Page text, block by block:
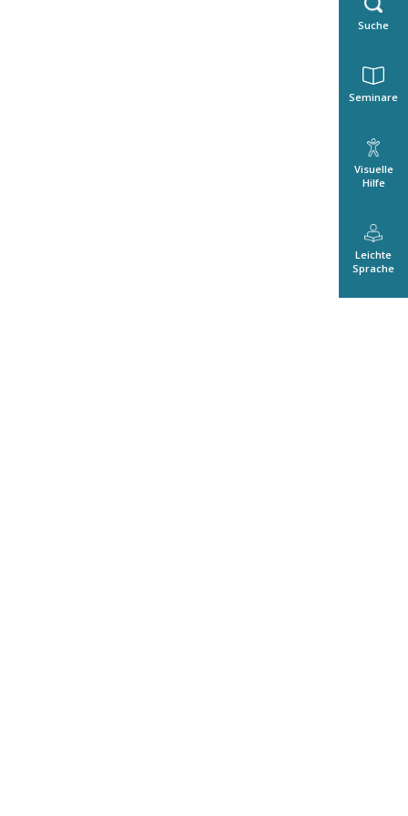
Suche
Seminare
Visuelle
Hilfe
Leichte
Sprache